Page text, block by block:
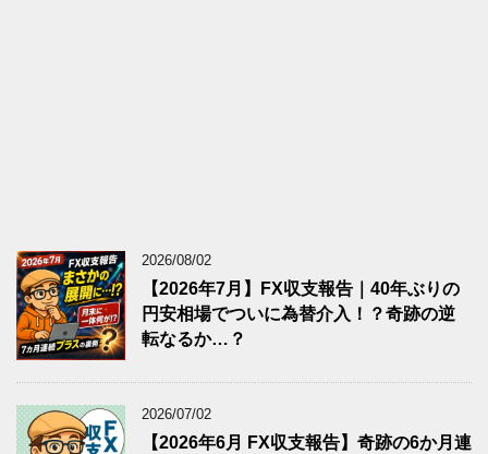
2026/08/02
【2026年7月】FX収支報告｜40年ぶりの
円安相場でついに為替介入！？奇跡の逆
転なるか…？
2026/07/02
【2026年6月 FX収支報告】奇跡の6か月連